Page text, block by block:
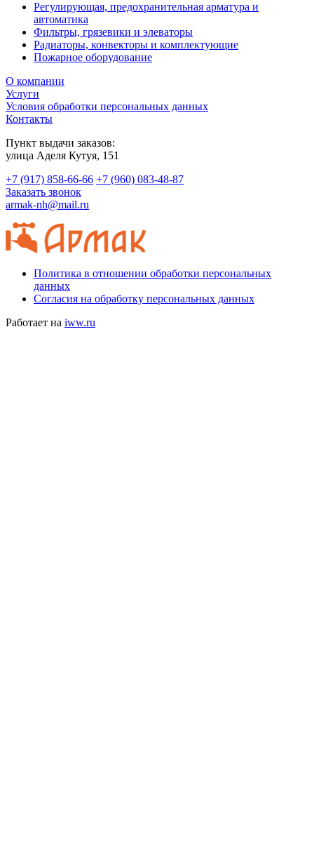
Регулирующая, предохранительная арматура и
автоматика
Фильтры, грязевики и элеваторы
Радиаторы, конвекторы и комплектующие
Пожарное оборудование
О компании
Услуги
Условия обработки персональных данных
Контакты
Пункт выдачи заказов:
​улица Аделя Кутуя, 151
+7 (917) 858-66-66 +7 (960) 083-48-87
Заказать звонок
armak-nh@mail.ru
Политика в отношении обработки персональных
данных
Согласия на обработку персональных данных
Работает на iww.ru